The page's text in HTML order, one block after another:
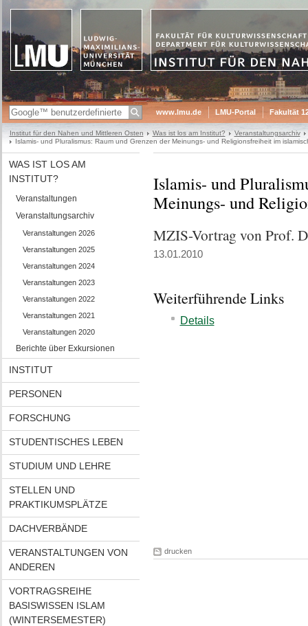
www.lmu.de LMU-Portal Fakultät
Institut für den Nahen und Mittleren Osten Was ist los am Institut?
Veranstaltungsarchiv
Islamis- und Pluralismus: Raum und Grenzen der Meinungs- und Religionsfreiheit im
WAS IST LOS AM
INSTITUT?
Veranstaltungen
Veranstaltungsarchiv
Veranstaltungen 2026
Veranstaltungen 2025
Veranstaltungen 2024
Veranstaltungen 2023
Veranstaltungen 2022
Veranstaltungen 2021
Veranstaltungen 2020
Berichte über Exkursionen
INSTITUT
PERSONEN
FORSCHUNG
STUDENTISCHES LEBEN
STUDIUM UND LEHRE
STELLEN UND
PRAKTIKUMSPLÄTZE
DACHVERBÄNDE
VERANSTALTUNGEN VON
ANDEREN
VORTRAGSREIHE
BASISWISSEN ISLAM
(WINTERSEMESTER)
Islamis- und
Meinungs- und
MZIS-Vortrag von Prof.
13.01.2010
Weiterführende Links
Details
drucken